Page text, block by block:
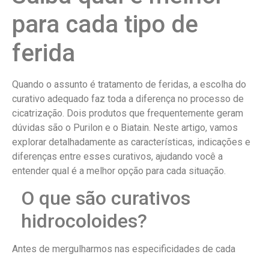
para cada tipo de
ferida
Quando o assunto é tratamento de feridas, a escolha do
curativo adequado faz toda a diferença no processo de
cicatrização. Dois produtos que frequentemente geram
dúvidas são o Purilon e o Biatain. Neste artigo, vamos
explorar detalhadamente as características, indicações e
diferenças entre esses curativos, ajudando você a
entender qual é a melhor opção para cada situação.
O que são curativos
hidrocoloides?
Antes de mergulharmos nas especificidades de cada